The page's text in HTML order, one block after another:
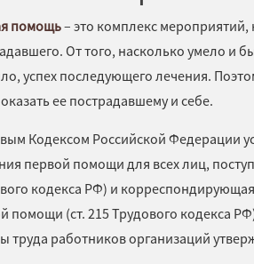
помощь– это комплекс
От того, насколько умело и
успех последующего лечения.
ее пострадавшему и себе.
Кодексом Российской Федерации
первой помощи для всех лиц,
кодекса РФ) и
помощи (ст. 215 Трудового кодекса
труда работников организаций